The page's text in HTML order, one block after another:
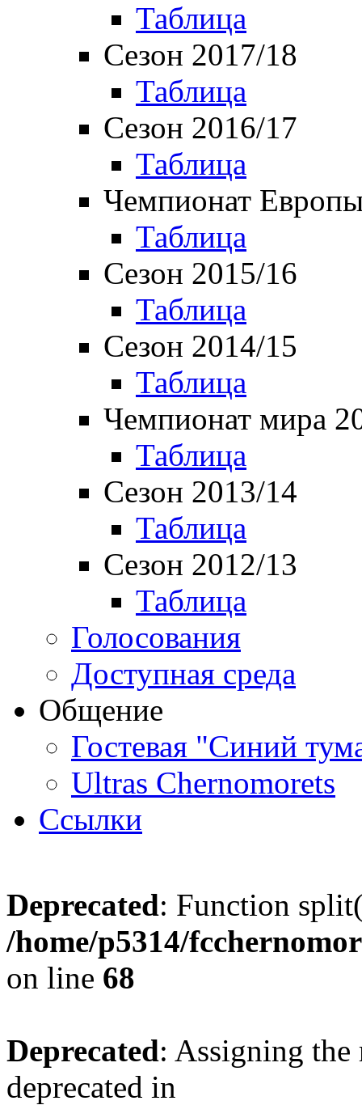
Таблица
Сезон 2017/18
Таблица
Сезон 2016/17
Таблица
Чемпионат
Таблица
Сезон 2015/16
Таблица
Сезон 2014/15
Таблица
Чемпионат мира
Таблица
Сезон 2013/14
Таблица
Сезон 2012/13
Таблица
Голосования
Доступная среда
Общение
Гостевая "Синий
Ultras Chernomorets
Ссылки
Deprecated: Function
/home/p5314/
on line 68
Deprecated: Assigning the
deprecated in